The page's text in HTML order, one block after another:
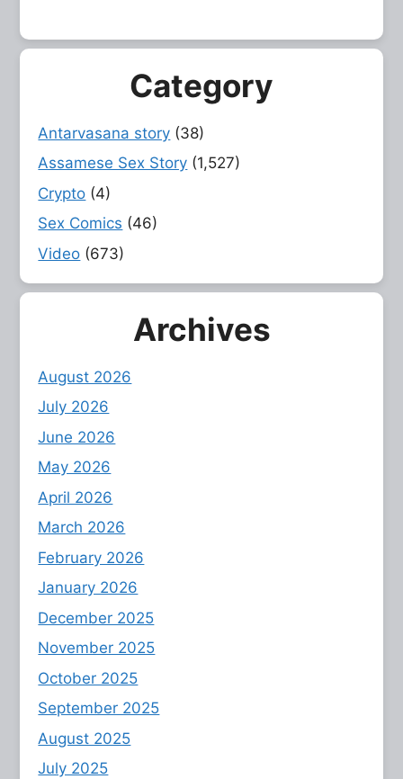
Category
Antarvasana story (38)
Assamese Sex Story (1,527)
Crypto (4)
Sex Comics (46)
Video (673)
Archives
August 2026
July 2026
June 2026
May 2026
April 2026
March 2026
February 2026
January 2026
December 2025
November 2025
October 2025
September 2025
August 2025
July 2025